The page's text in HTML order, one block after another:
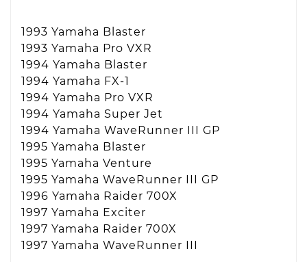
1993 Yamaha Blaster
1993 Yamaha Pro VXR
1994 Yamaha Blaster
1994 Yamaha FX-1
1994 Yamaha Pro VXR
1994 Yamaha Super Jet
1994 Yamaha WaveRunner III GP
1995 Yamaha Blaster
1995 Yamaha Venture
1995 Yamaha WaveRunner III GP
1996 Yamaha Raider 700X
1997 Yamaha Exciter
1997 Yamaha Raider 700X
1997 Yamaha WaveRunner III